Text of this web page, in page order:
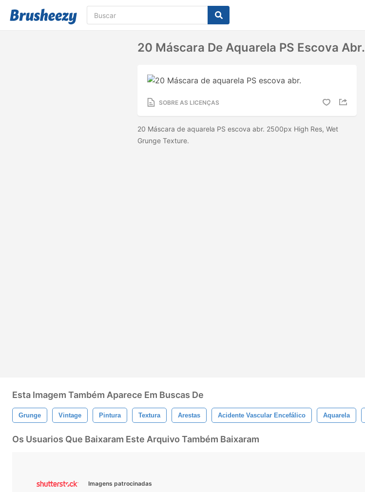
20 Máscara De Aquarela PS Escova Abr.
SOBRE AS LICENÇAS
20 Máscara de aquarela PS escova abr. 2500px High Res, Wet
Grunge Texture.
Esta Imagem Também Aparece Em Buscas De
Grunge Vintage Pintura Textura Arestas Acidente Vascular Encefálico Aquarela
Os Usuarios Que Baixaram Este Arquivo Também Baixaram
Imagens patrocinadas